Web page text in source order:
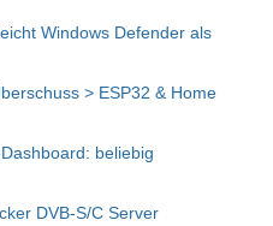
Windows Defender als
> ESP32 & Home
beliebig
DVB-S/C Server